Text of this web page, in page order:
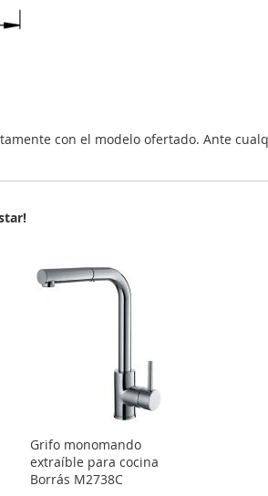
con el modelo ofertado. Ante
Grifo monomando
extraíble para cocina
Borrás M2738C